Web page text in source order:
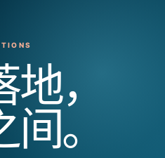
，
。